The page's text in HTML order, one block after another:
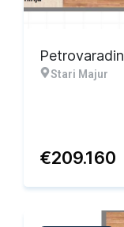
Petrovaradin
Stari Majur
€209.160